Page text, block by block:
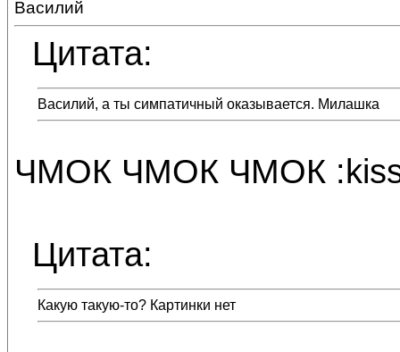
Василий
Цитата:
Василий, а ты симпатичный оказывается. Милашка
ЧМОК ЧМОК ЧМОК
Цитата:
Какую такую-то? Картинки нет